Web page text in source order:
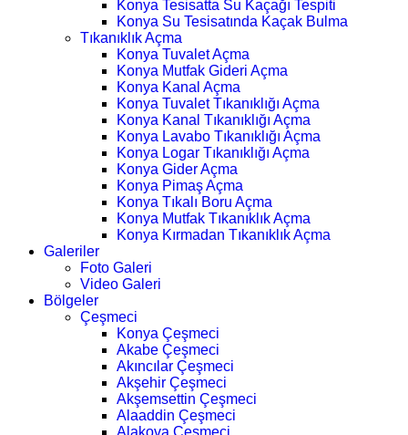
Konya Tesisatta Su Kaçağı Tespiti
Konya Su Tesisatında Kaçak Bulma
Tıkanıklık Açma
Konya Tuvalet Açma
Konya Mutfak Gideri Açma
Konya Kanal Açma
Konya Tuvalet Tıkanıklığı Açma
Konya Kanal Tıkanıklığı Açma
Konya Lavabo Tıkanıklığı Açma
Konya Logar Tıkanıklığı Açma
Konya Gider Açma
Konya Pimaş Açma
Konya Tıkalı Boru Açma
Konya Mutfak Tıkanıklık Açma
Konya Kırmadan Tıkanıklık Açma
Galeriler
Foto Galeri
Video Galeri
Bölgeler
Çeşmeci
Konya Çeşmeci
Akabe Çeşmeci
Akıncılar Çeşmeci
Akşehir Çeşmeci
Akşemsettin Çeşmeci
Alaaddin Çeşmeci